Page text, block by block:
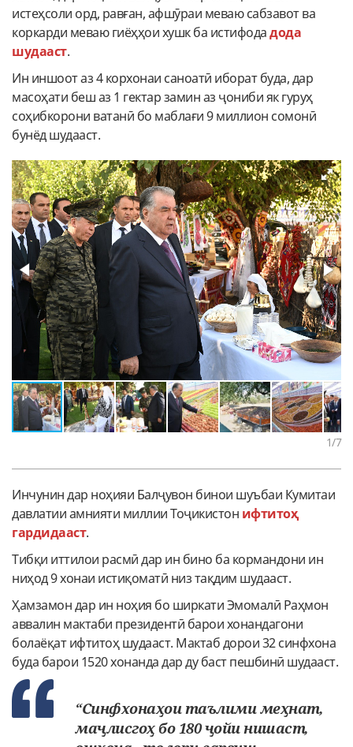
истеҳсоли орд, равған, афшӯраи меваю сабзавот ва
коркарди меваю гиёҳҳои хушк ба истифодадода
шудааст.
Ин иншоот аз 4 корхонаи саноатӣ иборат буда, дар
масоҳати беш аз 1 гектар замин аз ҷониби як гуруҳ
соҳибкорони ватанӣ бо маблағи 9 миллион сомонӣ
бунёд шудааст.
1/7
Инчунин дар ноҳияи Балҷувон бинои шуъбаи Кумитаи
давлатии амнияти миллии Тоҷикистон ифтитоҳ
гардидааст.
Тибқи иттилои расмӣ дар ин бино ба кормандони ин
ниҳод 9 хонаи истиқоматӣ низ тақдим шудааст.
Ҳамзамон дар ин ноҳия бо ширкати Эмомалӣ Раҳмон
аввалин мактаби президентӣ барои хонандагони
болаёқат ифтитоҳ шудааст. Мактаб дорои 32 синфхона
буда барои 1520 хонанда дар ду баст пешбинӣ шудааст.
“Синфхонаҳои таълими меҳнат,
маҷлисгоҳ бо 180 ҷойи нишаст,